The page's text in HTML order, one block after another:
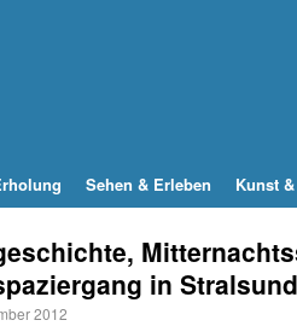
Sehen & Erleben Kunst
in Stralsund
2012